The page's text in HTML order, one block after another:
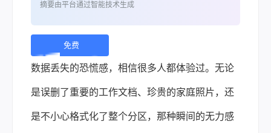
摘要由平台通过智能技术生成
免费
下
载 |
数据丢失的恐慌感，相信很多人都体验过。无论
是误删了重要的工作文档、珍贵的家庭照片，还
是不小心格式化了整个分区，那种瞬间的无力感